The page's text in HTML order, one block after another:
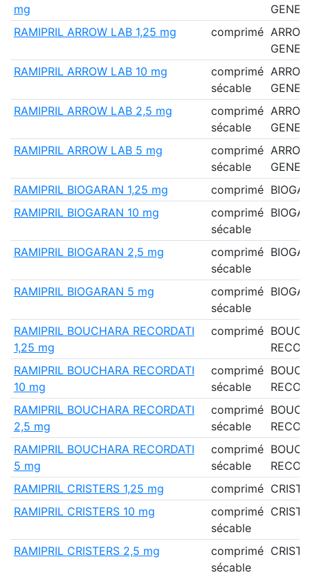
mg
RAMIPRIL ARROW LAB 1,25 mg
comprimé ARROW
RAMIPRIL ARROW LAB 10 mg
comprimé
sécable
ARROW
RAMIPRIL ARROW LAB 2,5 mg
comprimé
sécable
ARROW
RAMIPRIL ARROW LAB 5 mg
comprimé
sécable
ARROW
RAMIPRIL BIOGARAN 1,25 mg
comprimé
RAMIPRIL BIOGARAN 10 mg
comprimé
sécable
RAMIPRIL BIOGARAN 2,5 mg
comprimé
sécable
RAMIPRIL BIOGARAN 5 mg
comprimé
sécable
RAMIPRIL BOUCHARA RECORDATI
1,25 mg
comprimé
RAMIPRIL BOUCHARA RECORDATI
10 mg
comprimé
sécable
RAMIPRIL BOUCHARA RECORDATI
2,5 mg
comprimé
sécable
RAMIPRIL BOUCHARA RECORDATI
5 mg
comprimé
sécable
RAMIPRIL CRISTERS 1,25 mg
comprimé
RAMIPRIL CRISTERS 10 mg
comprimé
sécable
RAMIPRIL CRISTERS 2,5 mg
comprimé
sécable